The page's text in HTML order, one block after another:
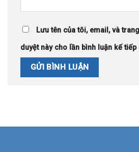
Lưu tên của tôi, email, và
duyệt này cho lần bình luận kế tiếp